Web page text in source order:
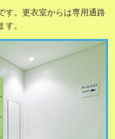
す。更衣室からは専用通路
。